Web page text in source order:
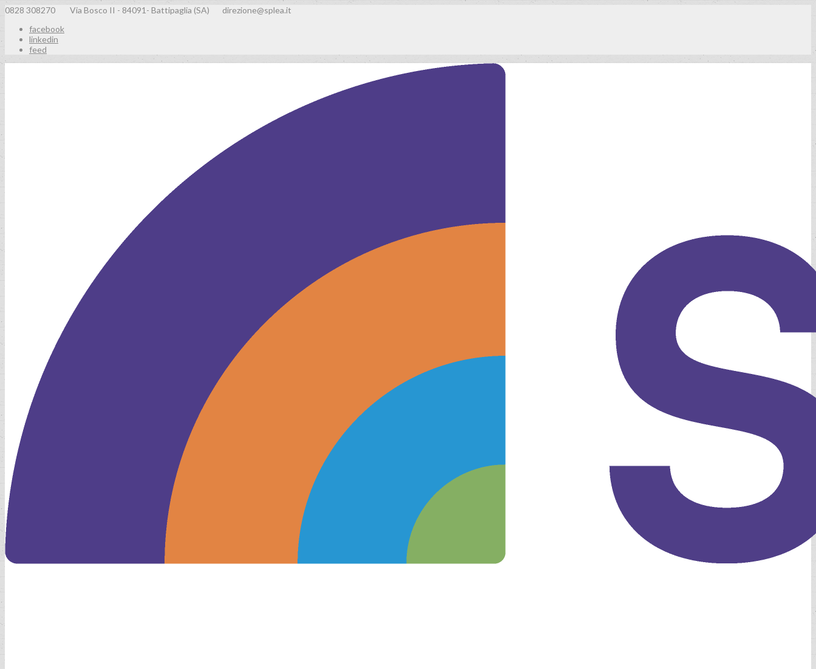
0828 308270 Via Bosco II - 84091- Battipaglia (SA) direzione@splea.it
facebook
linkedin
feed